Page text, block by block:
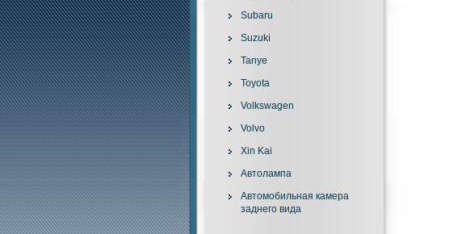
Subaru
Suzuki
Tanye
Toyota
Volkswagen
Volvo
Xin Kai
Автолампа
Автомобильная камера
заднего вида